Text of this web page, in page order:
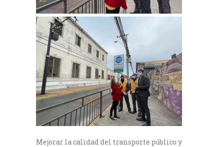
Mejorar la calidad del transporte público y